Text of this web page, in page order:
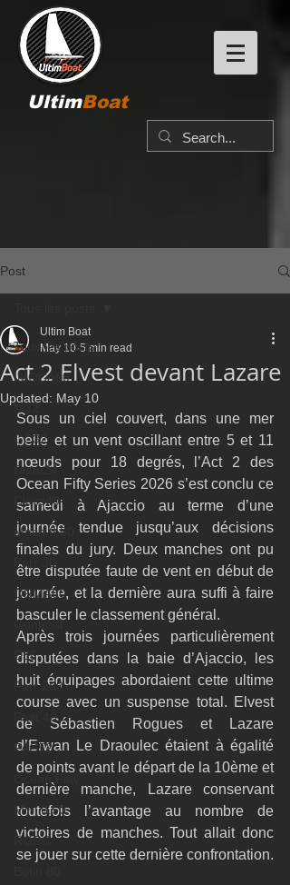
UltimBoat
Post
Tous les posts
IMOCA60
GC32
Diam24
Class40
Mach 6.50
Farr 30
ORMA60
Gunboat
D35
Farr 280
Fast 40
PAC52
Ocean Fifty
Mini 6.50
RORC
Act 2 Elvest devant Lazare
Ultim Boat
May 10 5 min read
Updated: May 10
Sous un ciel couvert, dans une mer
belle et un vent oscillant entre 5 et 11
nœuds pour 18 degrés, l’Act 2 des
Ocean Fifty Series 2026 s’est conclu ce
samedi à Ajaccio au terme d’une
journée tendue jusqu’aux décisions
finales du jury. Deux manches ont pu
être disputée faute de vent en début de
journée, et la dernière aura suffi à faire
basculer le classement général.
Après trois journées particulièrement
disputées dans la baie d’Ajaccio, les
huit équipages abordaient cette ultime
course avec un suspense total. Elvest
de Sébastien Rogues et Lazare
d’Erwan Le Draoulec étaient à égalité
de points avant le départ de la 10ème et
dernière manche, Lazare conservant
toutefois l’avantage au nombre de
victoires de manches. Tout allait donc
se jouer sur cette dernière confrontation.